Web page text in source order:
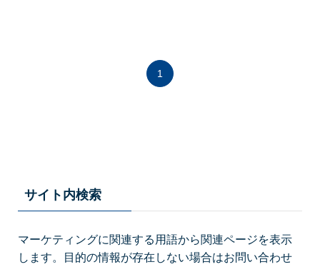
1
サイト内検索
マーケティングに関連する用語から関連ページを表示
します。目的の情報が存在しない場合はお問い合わせ